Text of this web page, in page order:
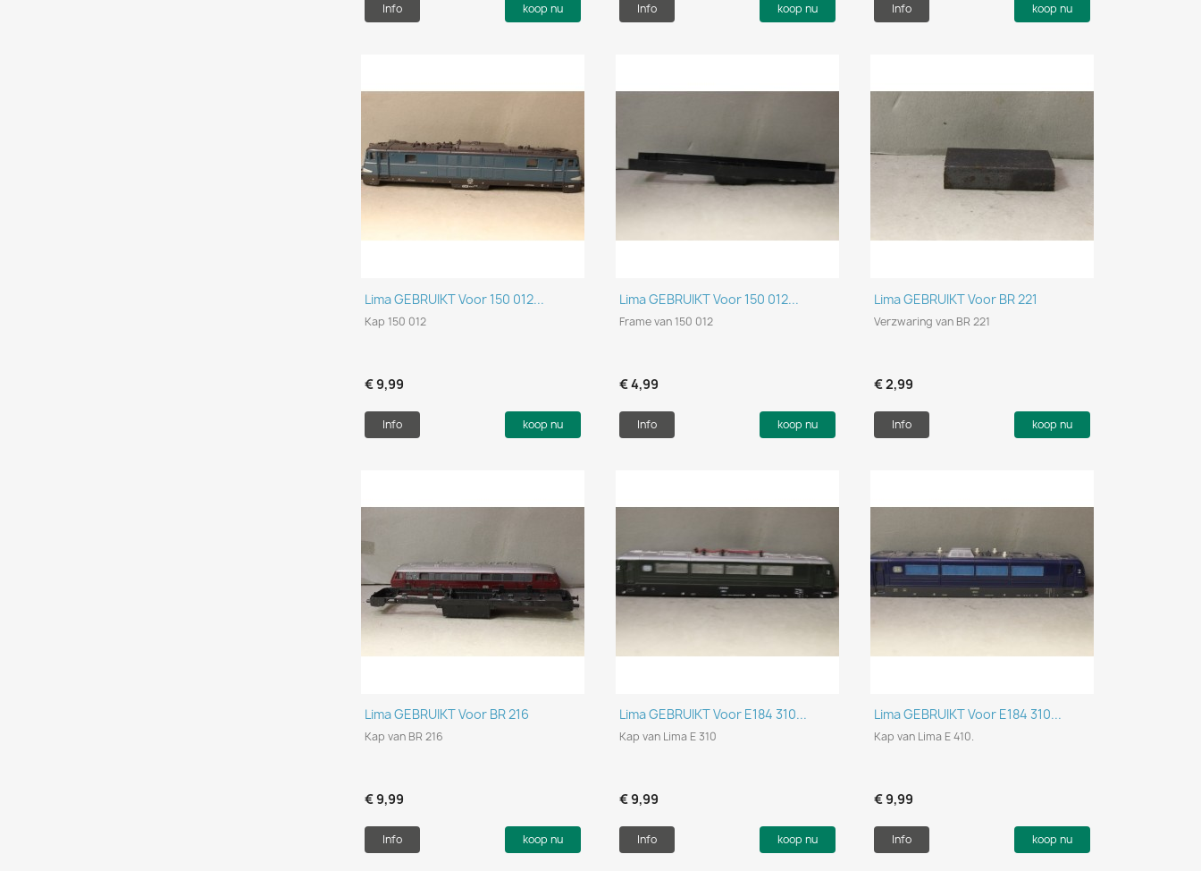
Info koop nu Info koop nu Info koop nu
Snel bekijken
Lima GEBRUIKT Voor 150 012...
Kap 150 012
€ 9,99
Info koop nu
Snel bekijken
Lima GEBRUIKT Voor 150 012...
Frame van 150 012
€ 4,99
Info koop nu
Snel bekijken
Lima GEBRUIKT Voor BR 221
Verzwaring van BR 221
€ 2,99
Info koop nu
Snel bekijken
Lima GEBRUIKT Voor BR 216
Kap van BR 216
€ 9,99
Info koop nu
Snel bekijken
Lima GEBRUIKT Voor E184 310...
Kap van Lima E 310
€ 9,99
Info koop nu
Snel bekijken
Lima GEBRUIKT Voor E184 310...
Kap van Lima E 410.
€ 9,99
Info koop nu